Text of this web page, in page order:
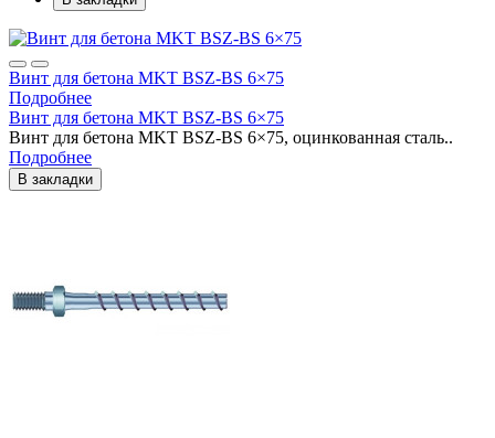
Винт для бетона MKT BSZ-BS 6×75
Подробнее
Винт для бетона MKT BSZ-BS 6×75
Винт для бетона MKT BSZ-BS 6×75, оцинкованная сталь..
Подробнее
В закладки